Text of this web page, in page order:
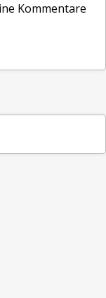
Kommentare